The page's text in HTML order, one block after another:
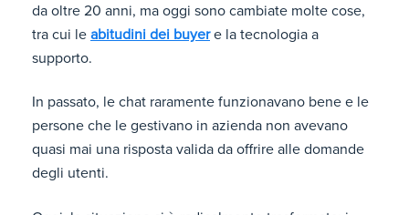
da oltre 20 anni, ma oggi sono cambiate molte cose,
tra cui le abitudini dei buyere la tecnologia a
supporto.
In passato, le chat raramente funzionavano bene e le
persone che le gestivano in azienda non avevano
quasi mai una risposta valida da offrire alle domande
degli utenti.